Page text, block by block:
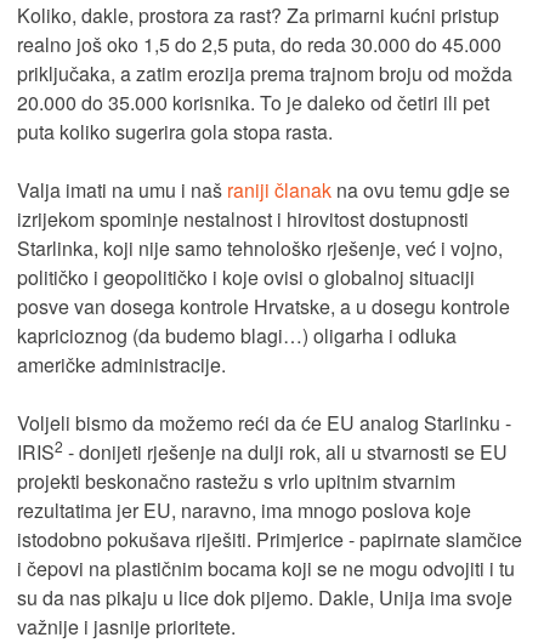
Koliko, dakle, prostora za rast? Za primarni kućni pristup
realno još oko 1,5 do 2,5 puta, do reda 30.000 do 45.000
priključaka, a zatim erozija prema trajnom broju od možda
20.000 do 35.000 korisnika. To je daleko od četiri ili pet
puta koliko sugerira gola stopa rasta.
Valja imati na umu i naš raniji članak na ovu temu gdje se
izrijekom spominje nestalnost i hirovitost dostupnosti
Starlinka, koji nije samo tehnološko rješenje, već i vojno,
političko i geopolitičko i koje ovisi o globalnoj situaciji
posve van dosega kontrole Hrvatske, a u dosegu kontrole
kapricioznog (da budemo blagi…) oligarha i odluka
američke administracije.
Voljeli bismo da možemo reći da će EU analog Starlinku -
IRIS2 - donijeti rješenje na dulji rok, ali u stvarnosti se EU
projekti beskonačno rastežu s vrlo upitnim stvarnim
rezultatima jer EU, naravno, ima mnogo poslova koje
istodobno pokušava riješiti. Primjerice - papirnate slamčice
i čepovi na plastičnim bocama koji se ne mogu odvojiti i tu
su da nas pikaju u lice dok pijemo. Dakle, Unija ima svoje
važnije i jasnije prioritete.